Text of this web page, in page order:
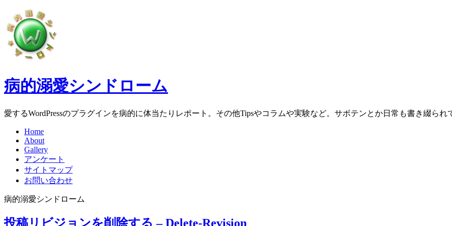
病的溺愛シンドローム
愛するWordPressのプラグインを病的に体当たりレポート。その他Tipsやコラムや実験など。サボテンとか日常も書き綴られ
Home
About
Gallery
アンケート
サイトマップ
お問い合わせ
病的溺愛シンドローム
投稿リビジョンを削除する – Delete-Revision